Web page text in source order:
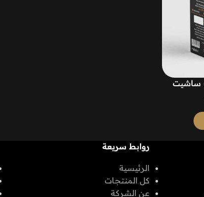
روابط سريعة
الرئيسية
كل المنتجات
عن الشركة